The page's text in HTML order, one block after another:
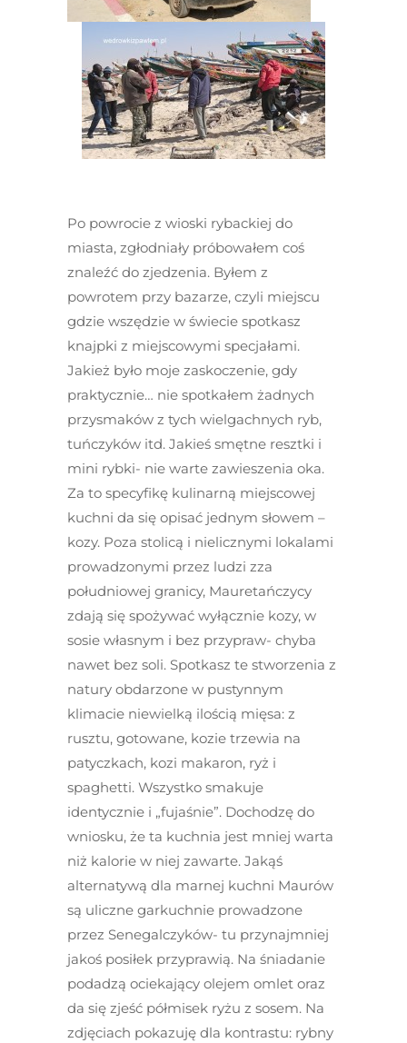
Po powrocie z wioski rybackiej do
miasta, zgłodniały próbowałem coś
znaleźć do zjedzenia. Byłem z
powrotem przy bazarze, czyli miejscu
gdzie wszędzie w świecie spotkasz
knajpki z miejscowymi specjałami.
Jakież było moje zaskoczenie, gdy
praktycznie… nie spotkałem żadnych
przysmaków z tych wielgachnych ryb,
tuńczyków itd. Jakieś smętne resztki i
mini rybki- nie warte zawieszenia oka.
Za to specyfikę kulinarną miejscowej
kuchni da się opisać jednym słowem –
kozy. Poza stolicą i nielicznymi lokalami
prowadzonymi przez ludzi zza
południowej granicy, Mauretańczycy
zdają się spożywać wyłącznie kozy, w
sosie własnym i bez przypraw- chyba
nawet bez soli. Spotkasz te stworzenia z
natury obdarzone w pustynnym
klimacie niewielką ilością mięsa: z
rusztu, gotowane, kozie trzewia na
patyczkach, kozi makaron, ryż i
spaghetti. Wszystko smakuje
identycznie i „fujaśnie”. Dochodzę do
wniosku, że ta kuchnia jest mniej warta
niż kalorie w niej zawarte. Jakąś
alternatywą dla marnej kuchni Maurów
są uliczne garkuchnie prowadzone
przez Senegalczyków- tu przynajmniej
jakoś posiłek przyprawią. Na śniadanie
podadzą ociekający olejem omlet oraz
da się zjeść półmisek ryżu z sosem. Na
zdjęciach pokazuję dla kontrastu: rybny